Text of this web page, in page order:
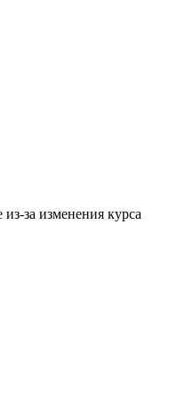
за изменения курса